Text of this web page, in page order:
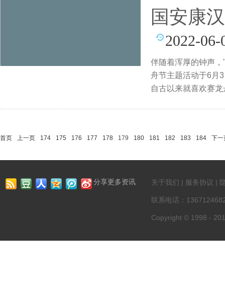
国安康
2022-06-
伴随着浑厚的钟声
舟节主题活动于6月
自古以来就喜欢赛
首页 上一页 174 175 176 177 178 179 180 181 182 183 184 下一
分享更多资讯 关于我们 | 服务协议 |
联系电话：
Copyright © 1998 -